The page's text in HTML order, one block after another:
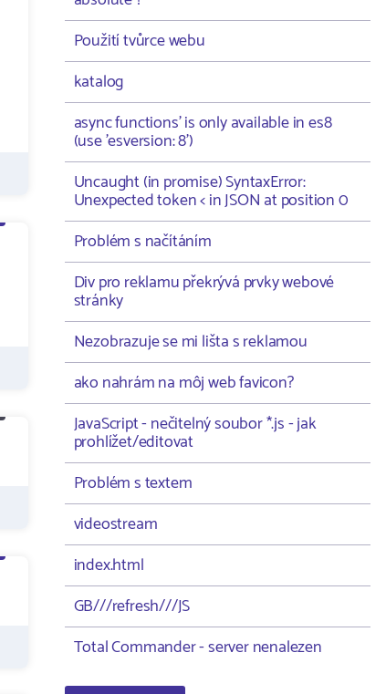
Použití tvůrce webu
katalog
async functions' is only available in es8
(use 'esversion: 8')
Uncaught (in promise) SyntaxError:
Unexpected token < in JSON at position 0
Problém s načítáním
Div pro reklamu překrývá prvky webové
stránky
Nezobrazuje se mi lišta s reklamou
ako nahrám na môj web favicon?
JavaScript - nečitelný soubor *.js - jak
prohlížet/editovat
Problém s textem
videostream
index.html
GB///refresh///JS
Total Commander - server nenalezen